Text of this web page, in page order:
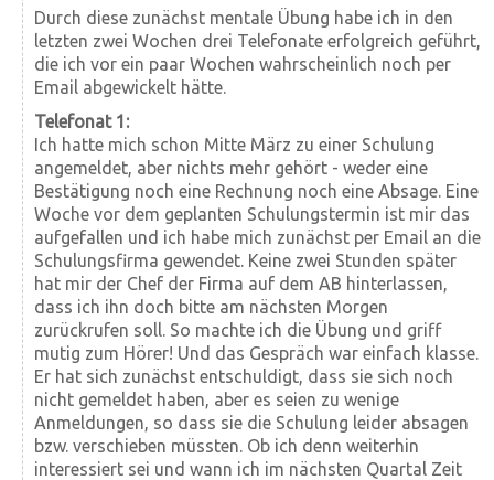
Durch diese zunächst mentale Übung habe ich in den
letzten zwei Wochen drei Telefonate erfolgreich geführt,
die ich vor ein paar Wochen wahrscheinlich noch per
Email abgewickelt hätte.
Telefonat 1:
Ich hatte mich schon Mitte März zu einer Schulung
angemeldet, aber nichts mehr gehört - weder eine
Bestätigung noch eine Rechnung noch eine Absage. Eine
Woche vor dem geplanten Schulungstermin ist mir das
aufgefallen und ich habe mich zunächst per Email an die
Schulungsfirma gewendet. Keine zwei Stunden später
hat mir der Chef der Firma auf dem AB hinterlassen,
dass ich ihn doch bitte am nächsten Morgen
zurückrufen soll. So machte ich die Übung und griff
mutig zum Hörer! Und das Gespräch war einfach klasse.
Er hat sich zunächst entschuldigt, dass sie sich noch
nicht gemeldet haben, aber es seien zu wenige
Anmeldungen, so dass sie die Schulung leider absagen
bzw. verschieben müssten. Ob ich denn weiterhin
interessiert sei und wann ich im nächsten Quartal Zeit